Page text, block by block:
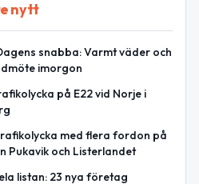
nytt
snabba: Varmt väder och
imorgon
på E22 vid Norje i
med flera fordon på
Pukavik och Listerlandet
listan: 23 nya företag